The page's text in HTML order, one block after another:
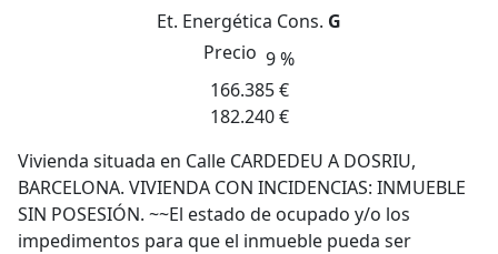
Et. Energética Cons. G
Precio 9 %
166.385 €
182.240 €
Vivienda situada en Calle CARDEDEU A DOSRIU,
BARCELONA. VIVIENDA CON INCIDENCIAS: INMUEBLE
SIN POSESIÓN. ~~El estado de ocupado y/o los
impedimentos para que el inmueble pueda ser